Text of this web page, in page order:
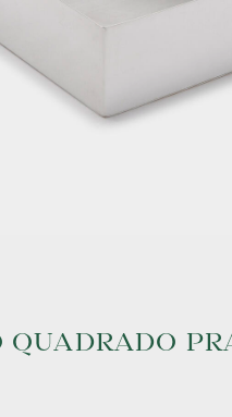
QUADRADO